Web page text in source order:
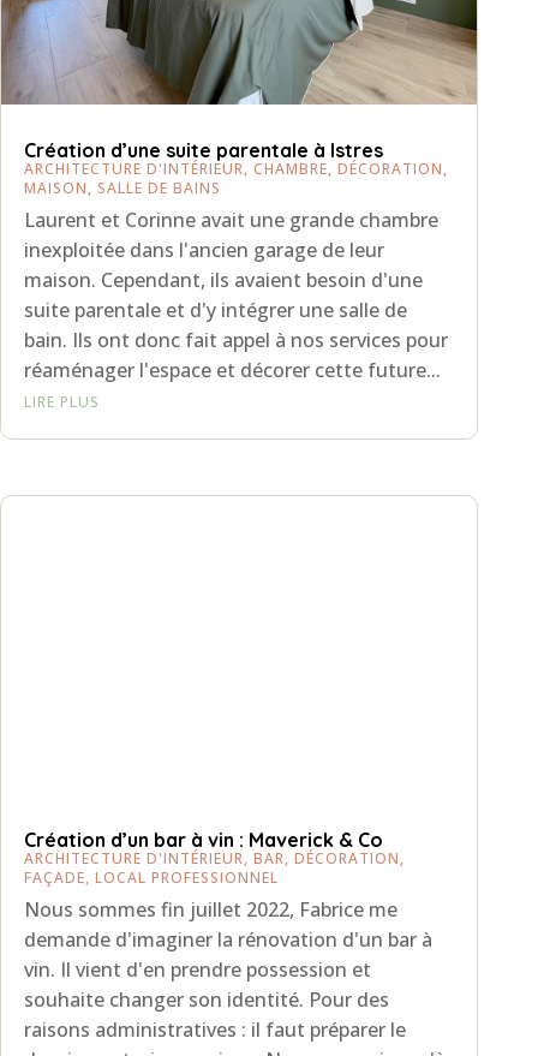
Création d’une suite parentale à Istres
ARCHITECTURE D'INTÉRIEUR, CHAMBRE, DÉCORATION,
MAISON, SALLE DE BAINS
Laurent et Corinne avait une grande chambre
inexploitée dans l'ancien garage de leur
maison. Cependant, ils avaient besoin d'une
suite parentale et d'y intégrer une salle de
bain. Ils ont donc fait appel à nos services pour
réaménager l'espace et décorer cette future...
LIRE PLUS
Création d’un bar à vin : Maverick & Co
ARCHITECTURE D'INTÉRIEUR,BAR
LOCAL PROFESSIONNEL
Nous sommes fin juillet 2022, Fabrice me
demande d'imaginer la rénovation d'un bar à
vin. Il vient d'en prendre possession et
souhaite changer son identité. Pour des
raisons administratives : il faut préparer le